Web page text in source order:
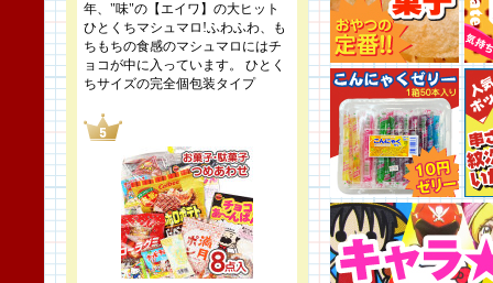
年、"味"の【エイワ】の大ヒット
ひとくちマシュマロ!ふわふわ、も
ちもちの食感のマシュマロにはチ
ョコが中に入っています。 ひとく
ちサイズの完全個包装タイプ